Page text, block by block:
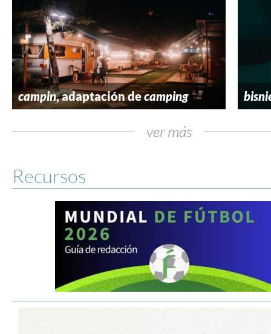
campin, adaptación decamping
ver más
Recursos